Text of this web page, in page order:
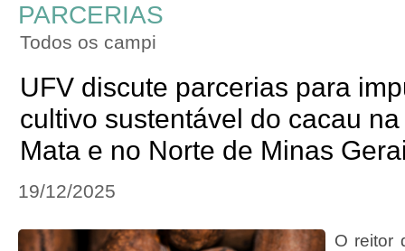
PARCERIAS
Todos os campi
UFV discute parcerias para
cultivo sustentável do cacau
Mata e no Norte de Minas
19/12/2025
O reitor